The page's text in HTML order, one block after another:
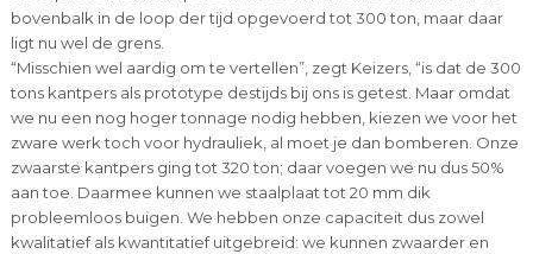
bovenbalk in de loop der tijd opgevoerd tot 300 ton, maar daar
ligt nu wel de grens.
“Misschien wel aardig om te vertellen”, zegt Keizers, “is dat de 300
tons kantpers als prototype destijds bij ons is getest. Maar omdat
we nu een nog hoger tonnage nodig hebben, kiezen we voor het
zware werk toch voor hydrauliek, al moet je dan bomberen. Onze
zwaarste kantpers ging tot 320 ton; daar voegen we nu dus 50%
aan toe. Daarmee kunnen we staalplaat tot 20 mm dik
probleemloos buigen. We hebben onze capaciteit dus zowel
kwalitatief als kwantitatief uitgebreid: we kunnen zwaarder en